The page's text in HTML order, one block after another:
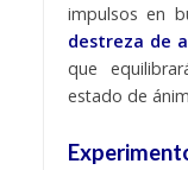
impulsos en
destreza de
que
estado de